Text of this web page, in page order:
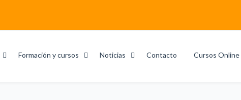
Formación y cursos Noticias Contacto Cursos Online